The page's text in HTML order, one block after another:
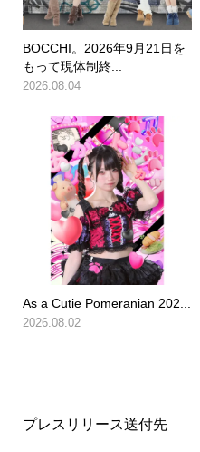
BOCCHI。2026年9月21日を
もって現体制終...
2026.08.04
As a Cutie Pomeranian 202...
2026.08.02
プレスリリース送付先